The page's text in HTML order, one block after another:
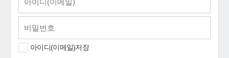
아이디(이메일)저장